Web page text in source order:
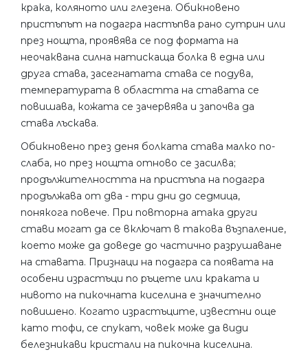
крака, коляното или глезена. Обикновено
пристъпът на подагра настъпва рано сутрин или
през нощта, проявява се под формата на
неочаквана силна натискаща болка в една или
друга става, засегнатата става се подува,
температурата в областта на ставата се
повишава, кожата се зачервява и започва да
става лъскава.
Обикновено през деня болката става малко по-
слаба, но през нощта отново се засилва;
продължителността на пристъпа на подагра
продължава от два - три дни до седмица,
понякога повече. При повторна атака други
стави могат да се включат в такова възпаление,
което може да доведе до частично разрушаване
на ставата. Признаци на подагра са появата на
особени израстъци по ръцете или краката и
нивото на пикочната киселина е значително
повишено. Когато израстъците, известни още
като тофи, се спукат, човек може да види
белезникави кристали на пикочна киселина.